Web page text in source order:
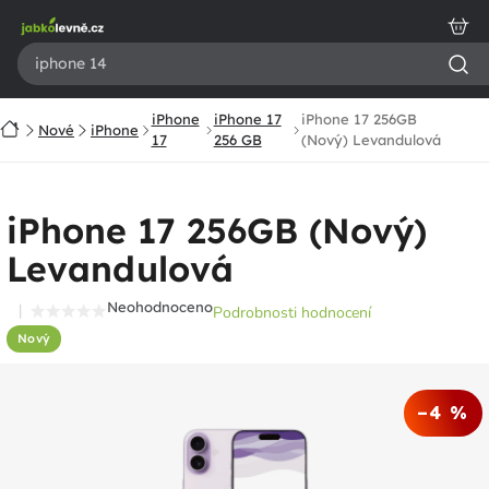
obsah
DomůNové iPhone
iPhone
17
iPhone 17
256 GB
iPhone 17 256GB
(Nový) Levandulová
iPhone 17 256GB (Nový)
Levandulová
Nový
NeohodnocenoPodrobnosti hodnocení
–4 %